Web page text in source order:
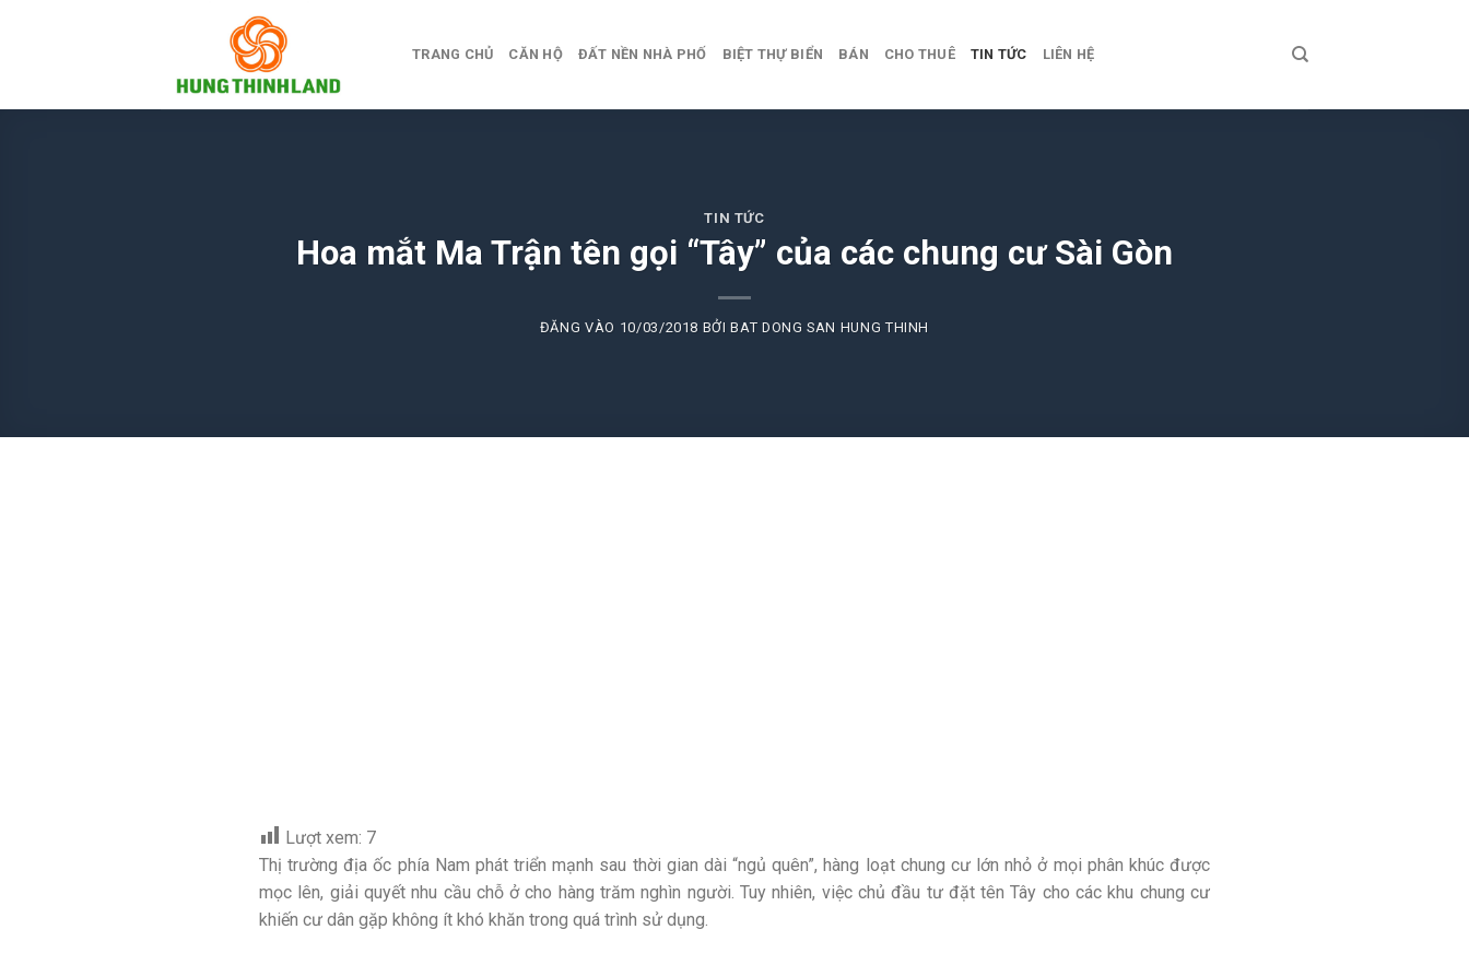
TRANG CHỦ CĂN HỘ ĐẤT NỀN NHÀ PHỐ BIỆT THỰ BIỂN BÁN CHO THUÊ TIN TỨC LIÊN HỆ
TIN TỨC
Hoa mắt Ma Trận tên gọi “Tây” của các chung cư Sài Gòn
ĐĂNG VÀO 10/03/2018 BỞIBAT DONG SAN HUNG THINH
Lượt xem: 7
Thị trường địa ốc phía Nam phát triển mạnh sau thời gian dài “ngủ quên”, hàng loạt chung cư lớn nhỏ ở mọi phân khúc được
mọc lên, giải quyết nhu cầu chỗ ở cho hàng trăm nghìn người. Tuy nhiên, việc chủ đầu tư đặt tên Tây cho các khu chung cư
khiến cư dân gặp không ít khó khăn trong quá trình sử dụng.